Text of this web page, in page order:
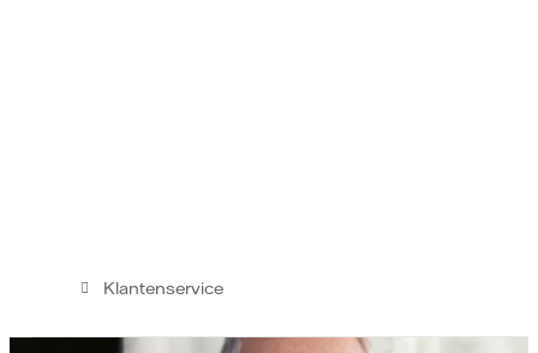
Klantenservice